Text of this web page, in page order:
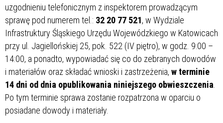
uzgodnieniu telefonicznym z inspektorem prowadzącym
sprawę pod numerem tel.: 32 20 77 521, w Wydziale
Infrastruktury Śląskiego Urzędu Wojewódzkiego w Katowicach
przy ul. Jagiellońskiej 25, pok. 522 (IV piętro), w godz. 9:00 –
14:00, a ponadto, wypowiadać się co do zebranych dowodów
i materiałów oraz składać wnioski i zastrzeżenia, w terminie
14 dni od dnia opublikowania niniejszego obwieszczenia
Po tym terminie sprawa zostanie rozpatrzona w oparciu o
posiadane dowody i materiały.